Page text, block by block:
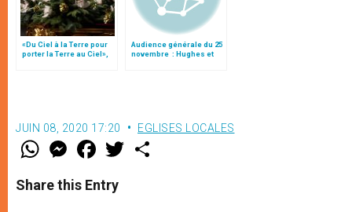
«Du Ciel à la Terre pour
porter la Terre au Ciel»,
Audience générale du 25
novembre : Hughes et
JUIN 08, 2020 17:20 EGLISES LOCALES
W
t
s
M
e
s
e
F
a
e
b
w
Share this Entry